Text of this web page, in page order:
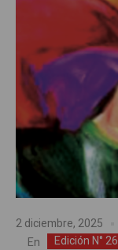
2 diciembre, 2025
En Edición N°